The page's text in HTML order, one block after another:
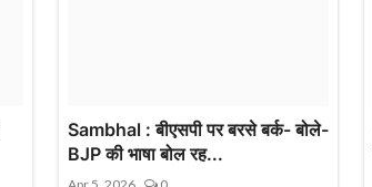
Sambhal : बीएसपी पर बरसे बर्क- बोले-
BJP की भाषा बोल रह...